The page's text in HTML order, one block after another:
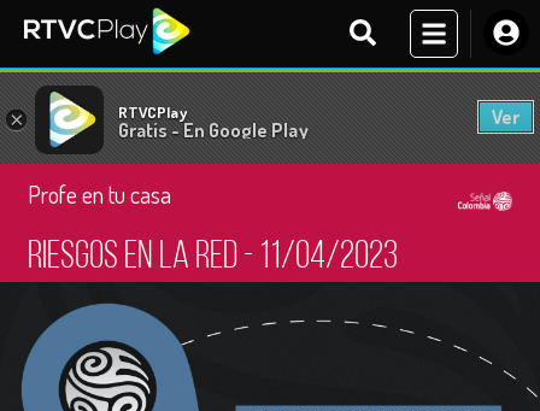
× RTVCPlay
Gratis - En Google Play
Ver
Profe en tu casa
Riesgos en la red - 11/04/2023